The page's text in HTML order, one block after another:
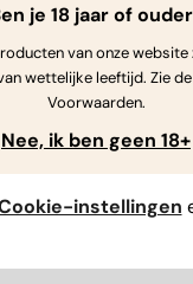
The RQS Blog
Blogs
je 18 jaar of
van onze website
wettelijke leeftijd. Zie
Voorwaarden.
Nee, ik ben geen 18+
instellingen